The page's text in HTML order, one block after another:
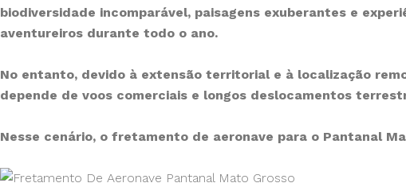
biodiversidade incomparável, paisagens exuberantes e
aventureiros durante todo o ano.
No entanto, devido à extensão territorial e à localização
depende de voos comerciais e longos deslocamentos
Nesse cenário, o fretamento de aeronave para o Pantanal